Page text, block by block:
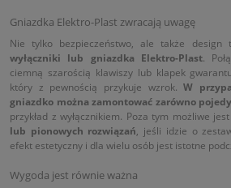
Gniazdka Elektro-Plast zwracają uwagę
Nie tylko bezpieczeństwo, ale także design
wyłączniki lub gniazdka Elektro-Plast.
ciemną szarością klawiszy lub klapek
który z pewnością przykuje wzrok.W
gniazdko można zamontować zarówno
przykład z wyłącznikiem. Poza tym możliwe
lub pionowych rozwiązań, jeśli idzie o
efekt estetyczny i dla wielu osób jest istotne
Wygoda jest równie ważna